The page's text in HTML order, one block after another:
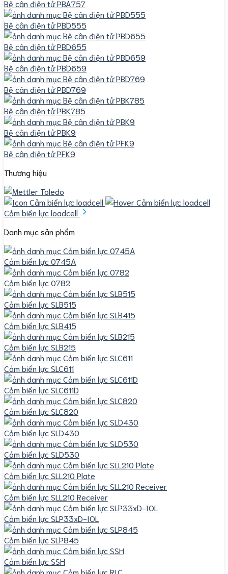
Bệ cân điện tử PBA757
Bệ cân điện tử PBD555
Bệ cân điện tử PBD655
Bệ cân điện tử PBD659
Bệ cân điện tử PBD769
Bệ cân điện tử PBK785
Bệ cân điện tử PBK9
Bệ cân điện tử PFK9
Thương hiệu
Cảm biến lực loadcell
Danh mục sản phẩm
Cảm biến lực 0745A
Cảm biến lực 0782
Cảm biến lực SLB515
Cảm biến lực SLB415
Cảm biến lực SLB215
Cảm biến lực SLC611
Cảm biến lực SLC611D
Cảm biến lực SLC820
Cảm biến lực SLD430
Cảm biến lực SLD530
Cảm biến lực SLL210 Plate
Cảm biến lực SLL210 Receiver
Cảm biến lực SLP33xD-IOL
Cảm biến lực SLP845
Cảm biến lực SSH